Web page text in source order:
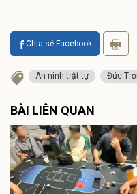
Chia sẻ Facebook
An ninh trật tự Đức
BÀI LIÊN QUAN